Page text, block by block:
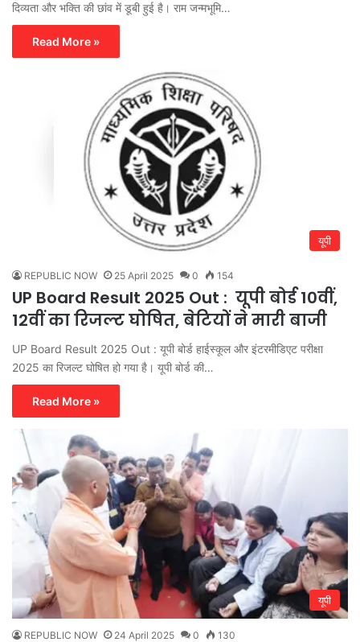
दिव्यता और भक्ति की छांव में डूबी हुई है। राम जन्मभूमि…
Read More »
यूपी
REPUBLIC NOW 25 April 2025 0 154
UP Board Result 2025 Out : यूपी बोर्ड 10वीं,
12वीं का रिजल्ट घोषित, बेटियों ने मारी बाजी
UP Board Result 2025 Out : यूपी बोर्ड हाईस्कूल और इंटरमीडिएट परीक्षा
2025 का रिजल्ट घोषित हो गया है। यूपी बोर्ड की…
Read More »
यूपी
REPUBLIC NOW 24 April 2025 0 130